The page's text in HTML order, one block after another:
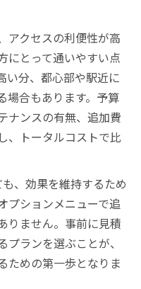
アクセスの利便性が高
にとって通いやすい点
い分、都心部や駅近に
場合もあります。予算
ナンスの有無、追加費
、トータルコストで比
、効果を維持するため
プションメニューで追
りません。事前に見積
ランを選ぶことが、
ための第一歩となりま